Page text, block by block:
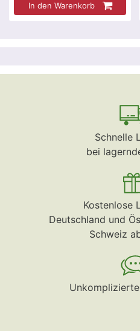
In den Warenkorb
Schnelle
bei
Kostenlose
Deutschland und
Schweiz